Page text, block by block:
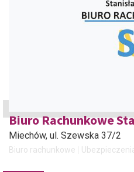
Biuro Rachunkowe
Miechów, ul. Szewska 37/2
Biuro rachunkowe